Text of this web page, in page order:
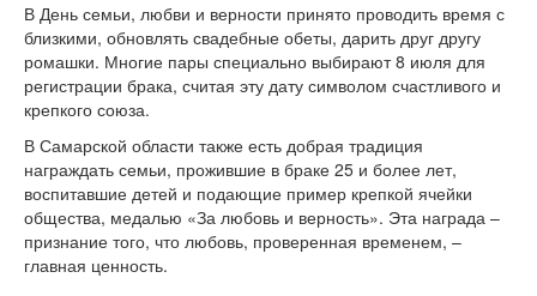
В День семьи, любви и верности принято проводить время с
близкими, обновлять свадебные обеты, дарить друг другу
ромашки. Многие пары специально выбирают 8 июля для
регистрации брака, считая эту дату символом счастливого и
крепкого союза.
В Самарской области также есть добрая традиция
награждать семьи, прожившие в браке 25 и более лет,
воспитавшие детей и подающие пример крепкой ячейки
общества, медалью «За любовь и верность». Эта награда –
признание того, что любовь, проверенная временем, –
главная ценность.